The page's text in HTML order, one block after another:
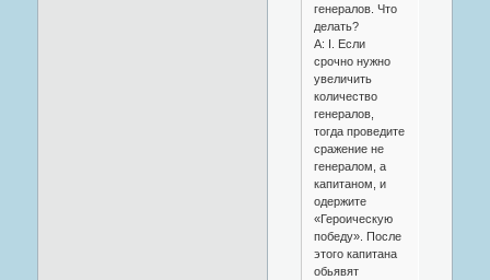
генералов. Что
делать?
A: I. Если
срочно нужно
увеличить
количество
генералов,
тогда проведите
сражение не
генералом, а
капитаном, и
одержите
«Героическую
победу». После
этого капитана
обьявят